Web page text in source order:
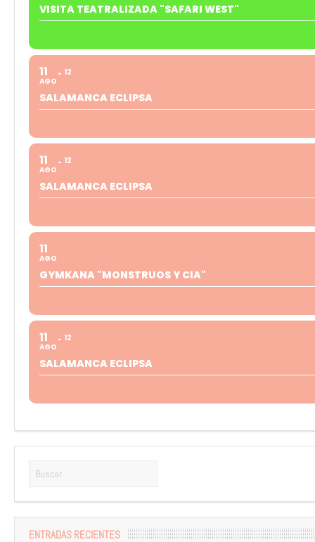
VISITA TEATRALIZADA "SAFARI WEST"
11
AGO
12
SALAMANCA ECLIPSA
11
AGO
12
SALAMANCA ECLIPSA
11
AGO
GYMKANA "MONSTRUOS Y CIA"
11
AGO
12
SALAMANCA ECLIPSA
ENTRADAS RECIENTES